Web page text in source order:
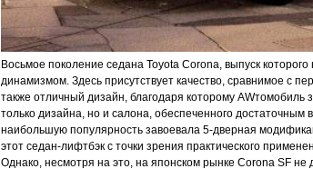
Восьмое поколение седана Toyota Corona, выпуск
динамизмом. Здесь присутствует качество, сравнимое с
также отличный дизайн, благодаря которому AWтомобиль
только дизайна, но и салона, обеспеченного достаточным
наибольшую популярность завоевала 5-дверная
этот седан-лифтбэк с точки зрения практического
Однако, несмотря на это, на японском рынке Corona SF